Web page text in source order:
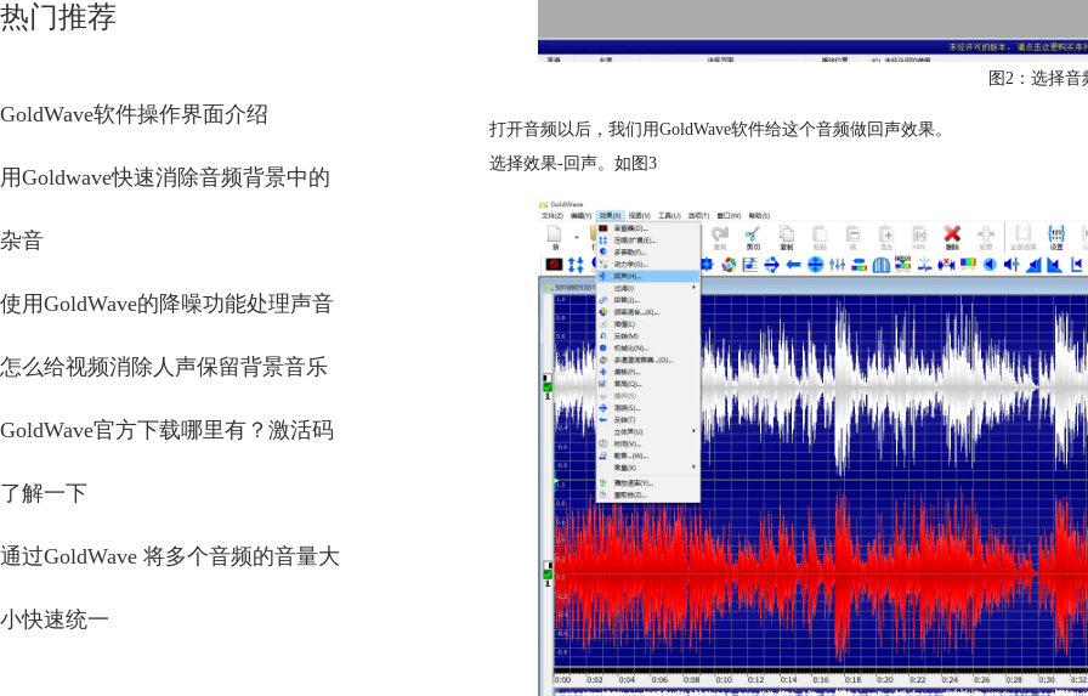
热门推荐
GoldWave软件操作界面介绍
用Goldwave快速消除音频背景中的
杂音
使用GoldWave的降噪功能处理声音
怎么给视频消除人声保留背景音乐
GoldWave官方下载哪里有？激活码
了解一下
通过GoldWave 将多个音频的音量大
小快速统一
图2：选择音
打开音频以后，我们用GoldWave软件给这个音频做回声效果。
选择效果-回声。如图3